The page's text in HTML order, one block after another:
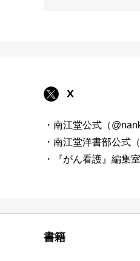
X
・南江堂公式（
・南江堂洋書部公式
・『がん看護』編集
書籍